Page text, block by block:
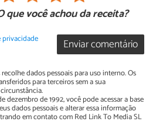
que você achou da receita?
Enviar comentário
dados pessoais para uso interno. Os
para terceiros sem a sua
dezembro de 1992, você pode acessar a base
dados pessoais e alterar essa informação
em contato com Red Link To Media SL